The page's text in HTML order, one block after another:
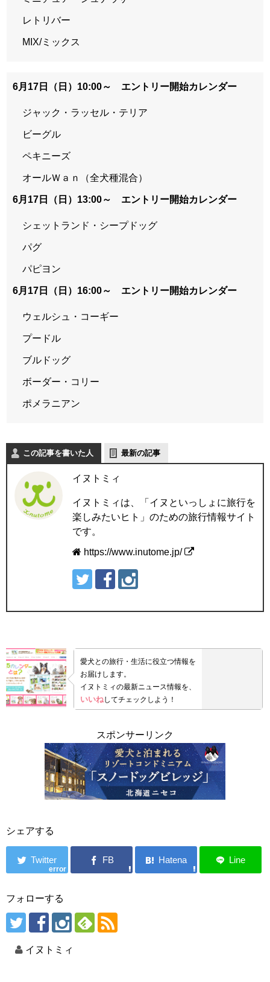
レトリバー
MIX/ミックス
6月17日（日）10:00～ エントリー開始カレンダー
ジャック・ラッセル・テリア
ビーグル
ペキニーズ
オールＷａｎ（全犬種混合）
6月17日（日）13:00～ エントリー開始カレンダー
シェットランド・シープドッグ
パグ
パピヨン
6月17日（日）16:00～ エントリー開始カレンダー
ウェルシュ・コーギー
プードル
ブルドッグ
ボーダー・コリー
ポメラニアン
この記事を書いた人 最新の記事
イヌトミィ
イヌトミィは、「イヌといっしょに旅行を
楽しみたいヒト」のための旅行情報サイト
です。
https://www.inutome.jp/
愛犬との旅行・生活に役立つ情報を
お届けします。
イヌトミィの最新ニュース情報を、
いいねしてチェックしよう！
スポンサーリンク
シェアする
error
フォローする
イヌトミィ